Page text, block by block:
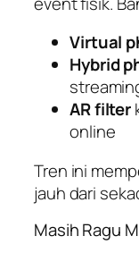
Virtual
Hybrid
AR filter
online
Tren ini
jauh dari
Masih Ragu